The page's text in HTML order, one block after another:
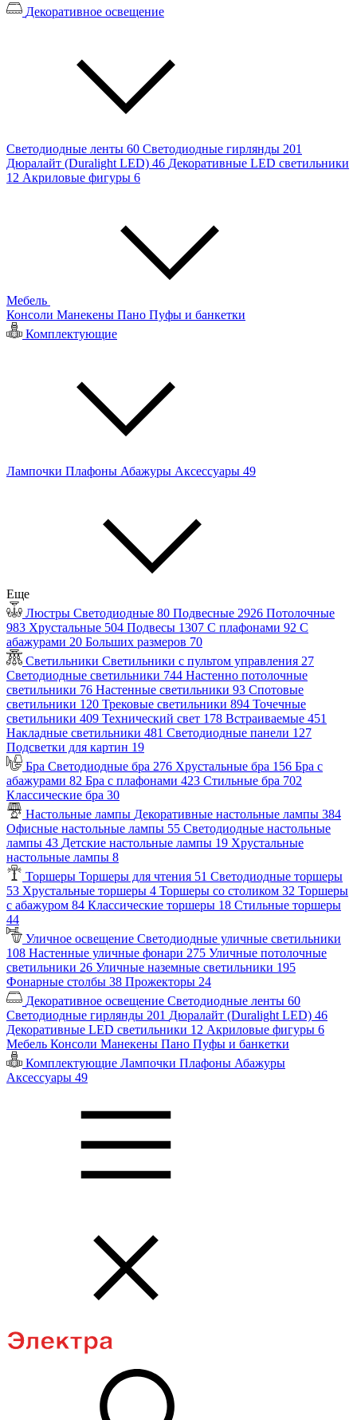
Декоративное освещение
Светодиодные ленты 60 Светодиодные гирлянды 201
Дюралайт (Duralight LED) 46 Декоративные LED светильники
12 Акриловые фигуры 6
Мебель
Консоли Манекены Пано Пуфы и банкетки
Комплектующие
Лампочки Плафоны Абажуры Аксессуары 49
Еще
Люстры Светодиодные 80 Подвесные 2926 Потолочные
983 Хрустальные 504 Подвесы 1307 С плафонами 92 С
абажурами 20 Больших размеров 70
Светильники Светильники с пультом управления 27
Светодиодные светильники 744 Настенно потолочные
светильники 76 Настенные светильники 93 Спотовые
светильники 120 Трековые светильники 894 Точечные
светильники 409 Технический свет 178 Встраиваемые 451
Накладные светильники 481 Светодиодные панели 127
Подсветки для картин 19
Бра Светодиодные бра 276 Хрустальные бра 156 Бра с
абажурами 82 Бра с плафонами 423 Стильные бра 702
Классические бра 30
Настольные лампы Декоративные настольные лампы 384
Офисные настольные лампы 55 Светодиодные настольные
лампы 43 Детские настольные лампы 19 Хрустальные
настольные лампы 8
Торшеры Торшеры для чтения 51 Светодиодные торшеры
53 Хрустальные торшеры 4 Торшеры со столиком 32 Торшеры
с абажуром 84 Классические торшеры 18 Стильные торшеры
44
Уличное освещение Светодиодные уличные светильники
108 Настенные уличные фонари 275 Уличные потолочные
светильники 26 Уличные наземные светильники 195
Фонарные столбы 38 Прожекторы 24
Декоративное освещение Светодиодные ленты 60
Светодиодные гирлянды 201 Дюралайт (Duralight LED) 46
Декоративные LED светильники 12 Акриловые фигуры 6
Мебель Консоли Манекены Пано Пуфы и банкетки
Комплектующие Лампочки Плафоны Абажуры
Аксессуары 49